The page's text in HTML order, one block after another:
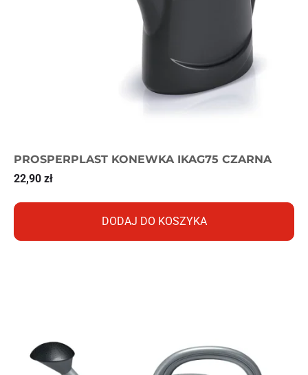
PROSPERPLAST KONEWKA IKAG75 CZARNA
22,90 zł
DODAJ DO KOSZYKA